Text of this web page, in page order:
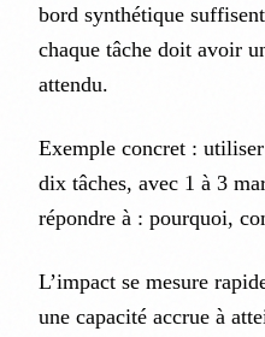
bord synthétique
chaque tâche doit avoir
attendu.
Exemple concret :
dix tâches, avec 1 à 3
répondre à : pourquoi,
L’impact se mesure
une capacité accrue à